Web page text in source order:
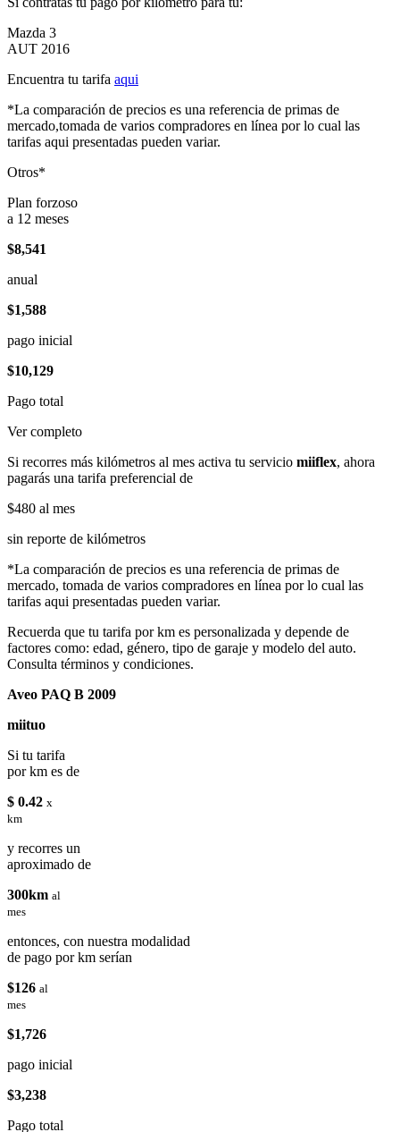
Mazda 3
AUT 2016
Encuentra tu tarifa aqui
*La comparación de precios es una referencia de primas de
mercado,tomada de varios compradores en línea por lo cual las
tarifas aqui presentadas pueden variar.
Otros*
Plan forzoso
a 12 meses
$8,541
anual
$1,588
pago inicial
$10,129
Pago total
Ver completo
Si recorres más kilómetros al mes activa tu servicio miiflex, ahora
pagarás una tarifa preferencial de
$480 al mes
sin reporte de kilómetros
*La comparación de precios es una referencia de primas de
mercado, tomada de varios compradores en línea por lo cual las
tarifas aqui presentadas pueden variar.
Recuerda que tu tarifa por km es personalizada y depende de
factores como: edad, género, tipo de garaje y modelo del auto.
Consulta términos y condiciones.
Aveo PAQ B 2009
miituo
Si tu tarifa
por km es de
$ 0.42 x
km
y recorres un
aproximado de
300km al
mes
entonces, con nuestra modalidad
de pago por km serían
$126 al
mes
$1,726
pago inicial
$3,238
Pago total